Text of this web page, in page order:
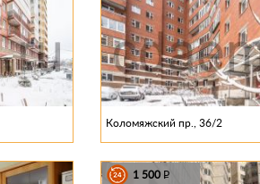
Коломяжский пр., 36/2
1 500 P